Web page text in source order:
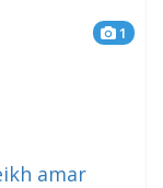
1
amar